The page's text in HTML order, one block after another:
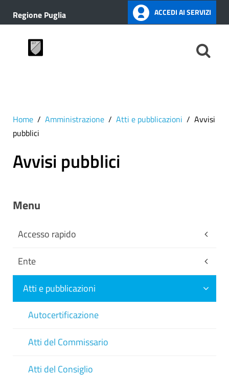
Regione Puglia ACCEDI AI SERVIZI
Home Amministrazione Atti e pubblicazioni
Avvisi
pubblici
Avvisi pubblici
Menu
Accesso rapido
Ente
Atti e pubblicazioni
Autocertificazione
Atti del Commissario
Atti del Consiglio